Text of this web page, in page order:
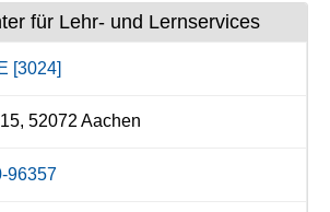
für Lehr- und Lernservices
[3024]
52072 Aachen
96357